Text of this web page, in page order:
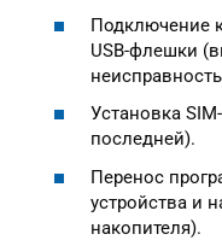
Подключение
USB-флешки
Установка
последней).
Перенос
устройства и
накопителя).